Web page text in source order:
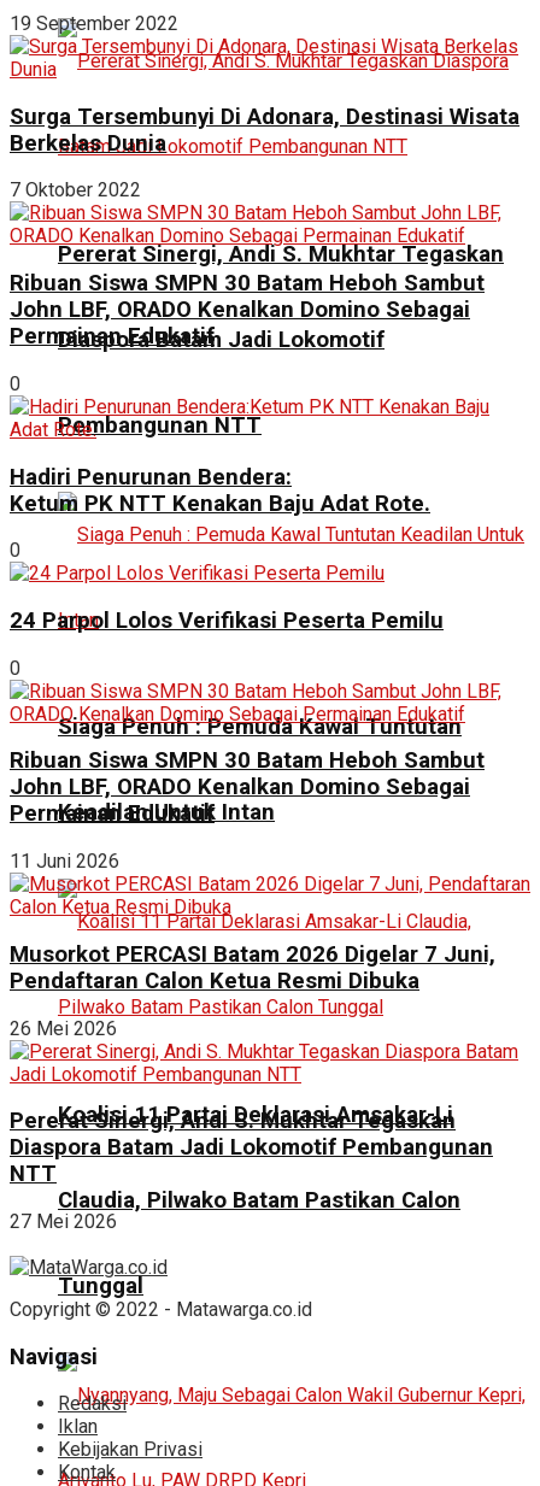
Pererat Sinergi, Andi S. Mukhtar Tegaskan
Diaspora Batam Jadi Lokomotif
Pembangunan NTT
Siaga Penuh : Pemuda Kawal Tuntutan
Keadilan Untuk Intan
Koalisi 11 Partai Deklarasi Amsakar-Li
Claudia, Pilwako Batam Pastikan Calon
Tunggal
19 September 2022
Surga Tersembunyi Di Adonara, Destinasi Wisata
Berkelas Dunia
7 Oktober 2022
Ribuan Siswa SMPN 30 Batam Heboh Sambut
John LBF, ORADO Kenalkan Domino Sebagai
Permainan Edukatif
0
Hadiri Penurunan Bendera:
Ketum PK NTT Kenakan Baju Adat Rote.
0
24 Parpol Lolos Verifikasi Peserta Pemilu
0
Ribuan Siswa SMPN 30 Batam Heboh Sambut
John LBF, ORADO Kenalkan Domino Sebagai
Permainan Edukatif
11 Juni 2026
Musorkot PERCASI Batam 2026 Digelar 7 Juni,
Pendaftaran Calon Ketua Resmi Dibuka
26 Mei 2026
Pererat Sinergi, Andi S. Mukhtar Tegaskan
Diaspora Batam Jadi Lokomotif Pembangunan
NTT
27 Mei 2026
Copyright © 2022 - Matawarga.co.id
Navigasi
Redaksi
Iklan
Kebijakan Privasi
Kontak